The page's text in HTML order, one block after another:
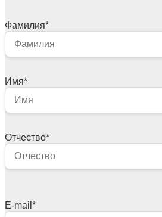
Фамилия*
Имя*
Отчество*
E-mail *